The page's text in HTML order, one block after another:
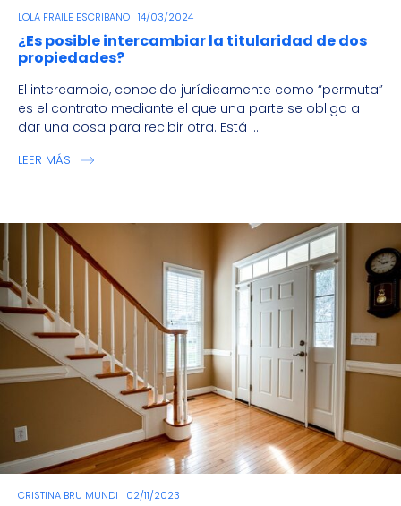
LOLA FRAILE ESCRIBANO 14/03/2024
¿Es posible intercambiar la titularidad de dos
propiedades?
El intercambio, conocido jurídicamente como “permuta”
es el contrato mediante el que una parte se obliga a
dar una cosa para recibir otra. Está ...
LEER MÁS
CRISTINA BRU MUNDI 02/11/2023